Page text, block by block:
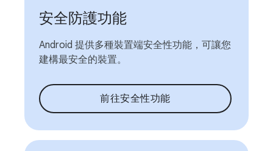
安全防護功能
Android 提供多種裝置端安全性功能，可讓您
建構最安全的裝置。
前往安全性功能